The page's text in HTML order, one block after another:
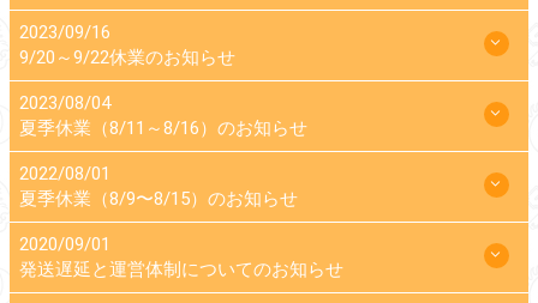
2023/09/16
9/20～9/22休業のお知らせ
2023/08/04
夏季休業（8/11～8/16）のお知らせ
2022/08/01
夏季休業（8/9〜8/15）のお知らせ
2020/09/01
発送遅延と運営体制についてのお知らせ